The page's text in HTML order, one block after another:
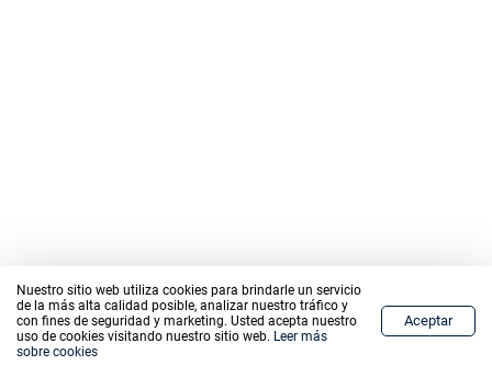
Nuestro sitio web utiliza cookies para brindarle un servicio
de la más alta calidad posible, analizar nuestro tráfico y
con fines de seguridad y marketing. Usted acepta nuestro
uso de cookies visitando nuestro sitio web. Leer más
sobre cookies
Aceptar
Home Mercados Comercio Grafico Billetera Menú